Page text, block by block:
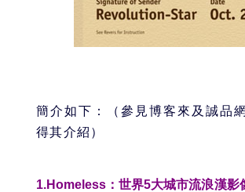
簡介如下：（參見博客來及誠品
得其介紹）
1.Homeless ：世界5大城市流浪漢影